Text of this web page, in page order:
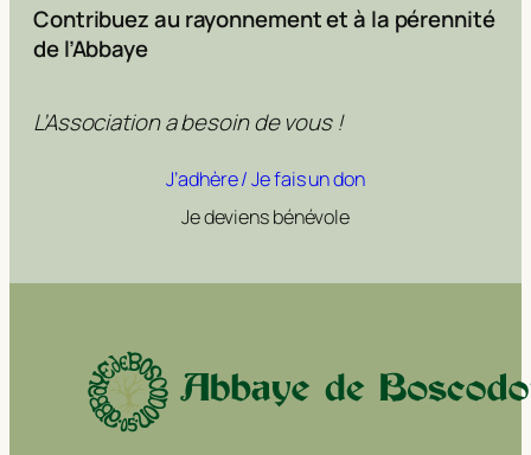
Contribuez au rayonnement et à la pérennité
de l’Abbaye
L’Association a besoin de vous !
J’adhère / Je fais un don
Je deviens bénévole